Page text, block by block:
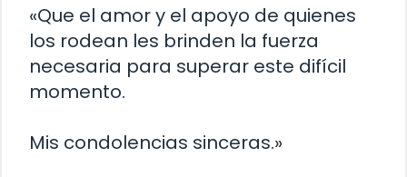
«Que el amor y el apoyo de quienes
los rodean les brinden la fuerza
necesaria para superar este difícil
momento.
Mis condolencias sinceras.»